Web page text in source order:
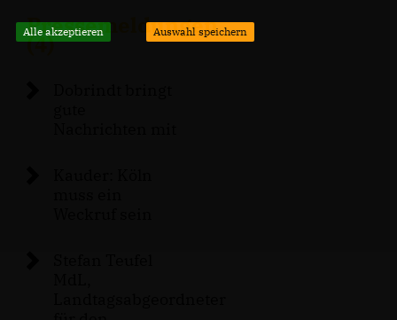
Pressemeldungen
(4)
Alle akzeptieren Auswahl speichern